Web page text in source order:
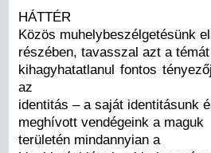
HÁTTÉR
Közös muhelybeszélgetésünk
részében, tavasszal azt a
kihagyhatatlanul fontos
az
identitás – a saját identitásunk
meghívott vendégeink a maguk
területén mindannyian a